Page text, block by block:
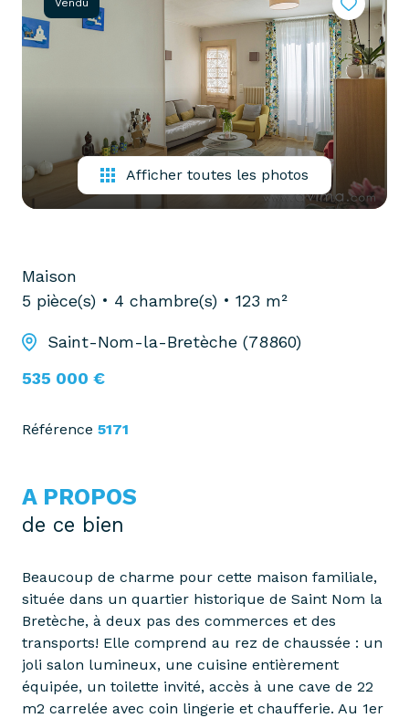
confiez-
nous
biens
pro
pro
partenaires
gestion
bien
confiez-
recherche
Vendu
Afficher toutes les photos
Maison
5 pièce(s)
4 chambre(s) 123 m²
Saint-Nom-la-Bretèche (78860)
535 000 €
Référence 5171
A PROPOS
de ce bien
Beaucoup de charme pour cette maison familiale,
située dans un quartier historique de Saint Nom la
Bretèche, à deux pas des commerces et des
transports! Elle comprend au rez de chaussée : un
joli salon lumineux, une cuisine entièrement
équipée, un toilette invité, accès à une cave de 22
m2 carrelée avec coin lingerie et chaufferie. Au 1er